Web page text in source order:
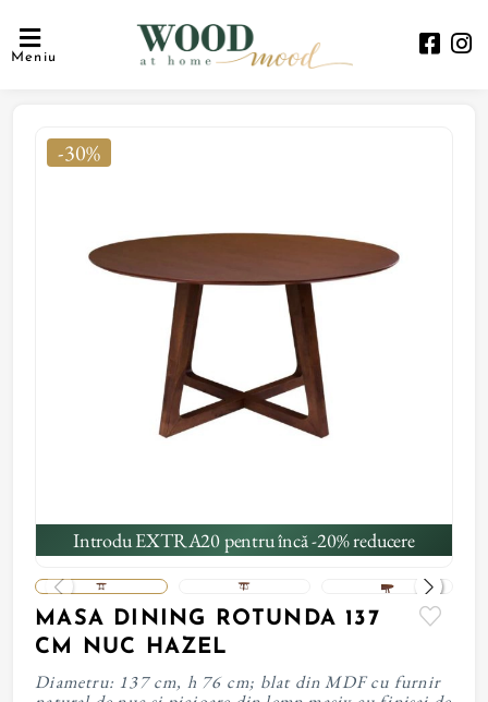
Meniu
-30%
Introdu EXTRA20 pentru încă -20% reducere
MASA DINING ROTUNDA 137
CM NUC HAZEL
Diametru: 137 cm, h 76 cm; blat din MDF cu furnir